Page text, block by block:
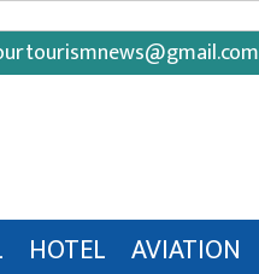
HOTEL AVIATION